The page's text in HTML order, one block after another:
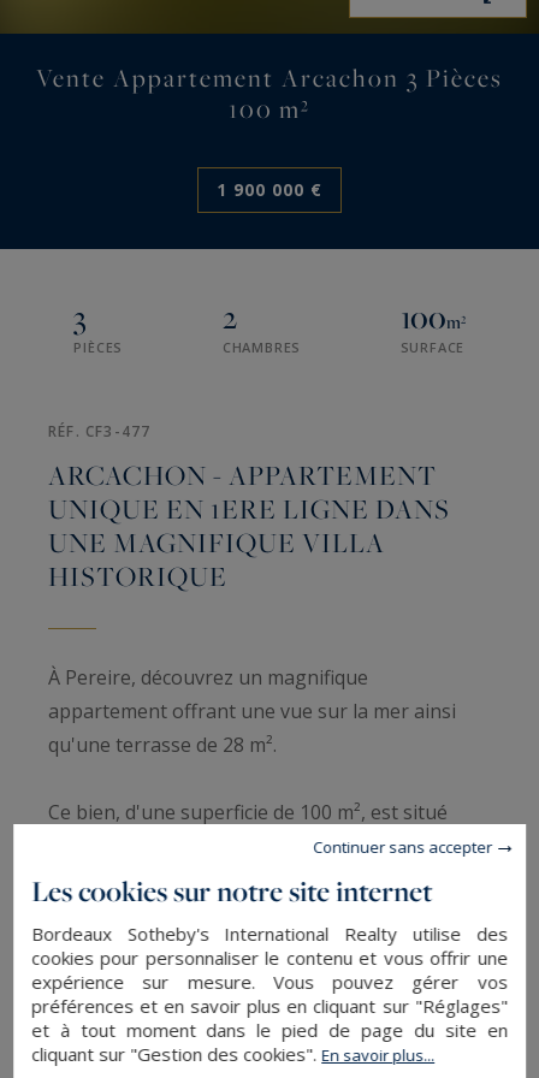
Vente Appartement Arcachon 3 Pièces
100 m²
1 900 000 €
3
PIÈCES
2
CHAMBRES
100m²
SURFACE
RÉF. CF3-477
ARCACHON - APPARTEMENT
UNIQUE EN 1ERE LIGNE DANS
UNE MAGNIFIQUE VILLA
HISTORIQUE
À Pereire, découvrez un magnifique
appartement offrant une vue sur la mer ainsi
qu'une terrasse de 28 m².
Ce bien, d'une superficie de 100 m², est situé
dans le quartier Pereire du Pyla-Sur-Mer, proche
du centre-ville, d'une rue commerçante et d'une
Il est constitué d'une cuisine américaine, de deux
salles d'eau, d'un séjour, de deux chambres et
d'une salle à manger.
Les cookies sur notre site internet
Bordeaux Sotheby's International Realty utilise des
cookies pour personnaliser le contenu et vous offrir une
expérience sur mesure. Vous pouvez gérer vos
préférences et en savoir plus en cliquant sur "Réglages"
et à tout moment dans le pied de page du site en
cliquant sur "Gestion des cookies".En savoir plus...
Continuer sans accepter